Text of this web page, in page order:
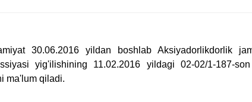
30.06.2016 yildan boshlab Aksiyadorlikdorlik
yig'ilishining 11.02.2016 yildagi 02-02/1-187-
ma'lum qiladi.